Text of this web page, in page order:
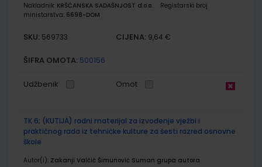
Nakladnik: KRŠĆANSKA SADAŠNJOST d.o.o.
Registarski broj
ministarstva: 6698-DOM
SKU: 569733 CIJENA: 9,64 €
ŠIFRA OMOTA: 500156
Udžbenik Omot
TK 6; (KUTIJA) radni materijal za izvođenje vježbi i
praktičnog rada iz tehničke kulture za šesti razred osnovne
škole
Autor(i): Zakanji Valčić Šimunović Suman grupa autora